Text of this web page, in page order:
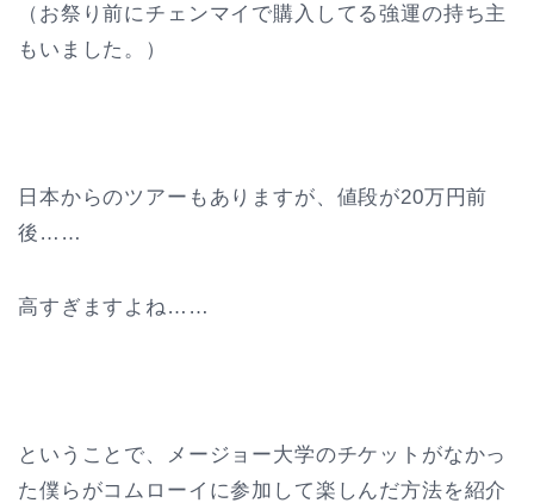
（お祭り前にチェンマイで購入してる強運の持ち主
もいました。）
日本からのツアーもありますが、値段が20万円前
後……
高すぎますよね……
ということで、メージョー大学のチケットがなかっ
た僕らがコムローイに参加して楽しんだ方法を紹介